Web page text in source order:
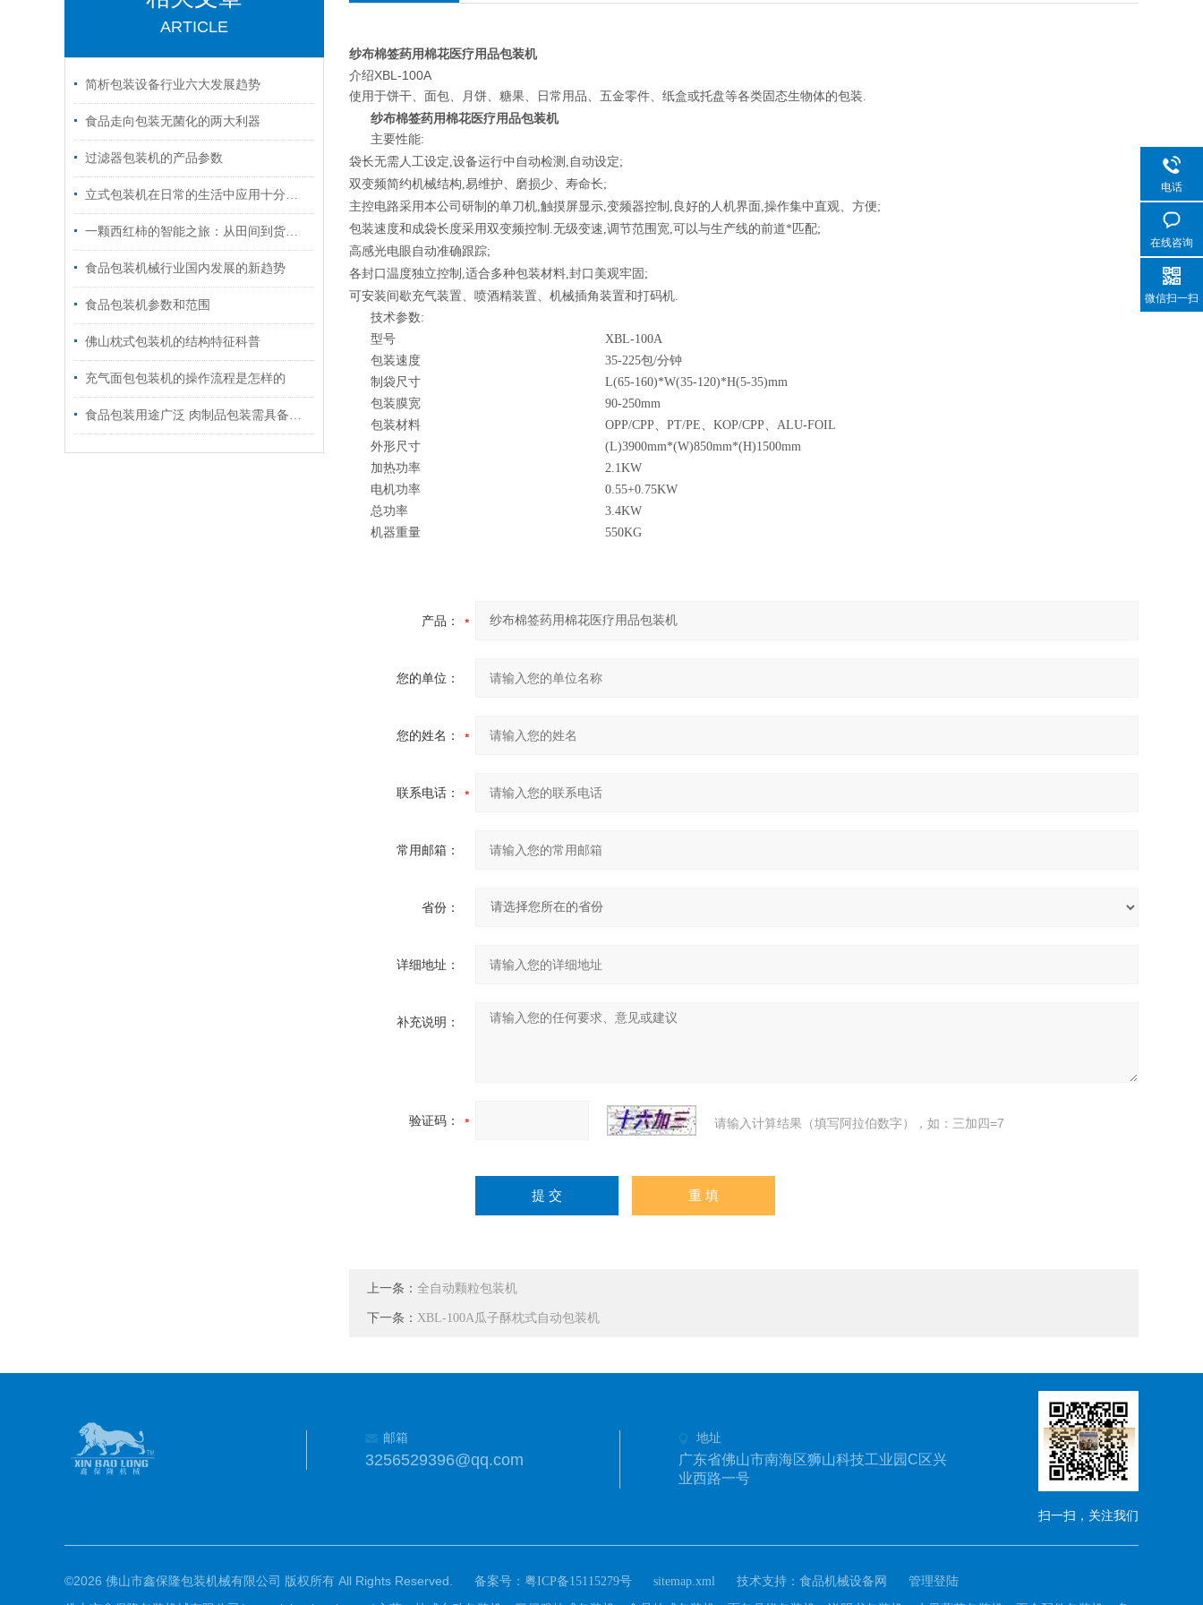
ARTICLE
简析包装设备行业六大发展趋势
食品走向包装无菌化的两大利器
过滤器包装机的产品参数
立式包装机在日常的生活中应用十分的广泛
一颗西红柿的智能之旅：从田间到货架的完美包装方案
食品包装机械行业国内发展的新趋势
食品包装机参数和范围
佛山枕式包装机的结构特征科普
充气面包包装机的操作流程是怎样的
食品包装用途广泛 肉制品包装需具备哪些要求
纱布棉签药用棉花医疗用品包装机
介绍XBL-100A
使用于饼干、面包、月饼、糖果、日常用品、五金零件、纸盒或托盘等各类固态生物体的包装.
纱布棉签药用棉花医疗用品包装机
主要性能:
袋长无需人工设定,设备运行中自动检测,自动设定;
双变频简约机械结构,易维护、磨损少、寿命长;
主控电路采用本公司研制的单刀机,触摸屏显示,变频器控制,良好的人机界面,操作集中直观、方便;
包装速度和成袋长度采用双变频控制.无级变速,调节范围宽,可以与生产线的前道*匹配;
高感光电眼自动准确跟踪;
各封口温度独立控制,适合多种包装材料,封口美观牢固;
可安装间歇充气装置、喷酒精装置、机械插角装置和打码机.
技术参数:
型号
XBL-100A
包装速度
35-225包/分钟
制袋尺寸
L(65-160)*W(35-120)*H(5-35)mm
包装膜宽
90-250mm
包装材料
OPP/CPP、PT/PE、KOP/CPP、ALU-FOIL
外形尺寸
(L)3900mm*(W)850mm*(H)1500mm
加热功率
2.1KW
电机功率
0.55+0.75KW
总功率
3.4KW
机器重量
550KG
产品：
您的单位：
您的姓名：
联系电话：
常用邮箱：
省份：
详细地址：
补充说明：
验证码： 请输入计算结果（填写阿拉伯数字），如：三加四=7
上一条： 全自动颗粒包装机
下一条： XBL-100A瓜子酥枕式自动包装机
邮箱
3256529396@qq.com
地址
广东省佛山市南海区狮山科技工业园C区兴
业西路一号
扫一扫，关注我们
©2026 佛山市鑫保隆包装机械有限公司 版权所有 All Rights Reserved. 备案号： 粤ICP备15115279号 sitemap.xml 技术支持： 食品机械设备网 管理登陆
电话
在线咨询
微信扫一扫